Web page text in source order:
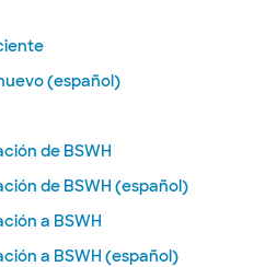
(español)
de BSWH
de BSWH (español)
a BSWH
a BSWH (español)